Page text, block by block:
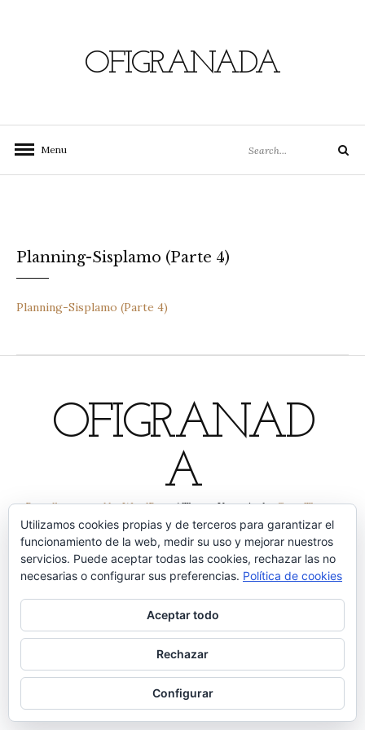
OFIGRANADA
Menu
for:
Search
Planning-Sisplamo (Parte 4)
Planning-Sisplamo (Parte 4)
OFIGRANAD
A
Proudly powered by WordPress|Theme: Yosemite byGretaThemes
Utilizamos cookies propias y de terceros para garantizar el
funcionamiento de la web, medir su uso y mejorar nuestros
servicios. Puede aceptar todas las cookies, rechazar las no
necesarias o configurar sus preferencias. Política de cookies
Aceptar todo
Rechazar
Configurar